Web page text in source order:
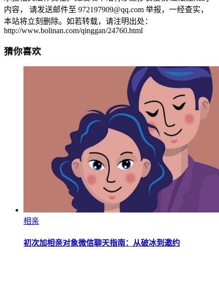
内容， 请发送邮件至 972197909@qq.com 举报，一经查实，
本站将立刻删除。如若转载，请注明出处：
http://www.bolinan.com/qinggan/24760.html
猜你喜欢
相亲
初次加相亲对象微信聊天指南：从破冰到邀约